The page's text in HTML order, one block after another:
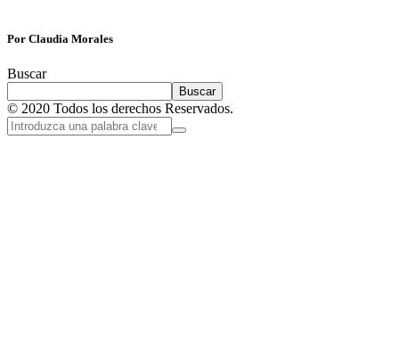
Por Claudia Morales
Buscar
Buscar
© 2020 Todos los derechos Reservados.